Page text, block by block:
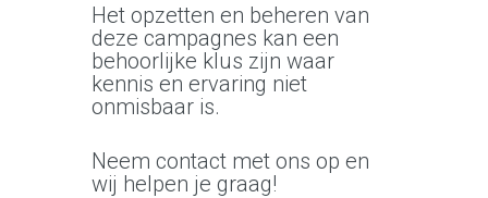
Het opzetten en beheren van
deze campagnes kan een
behoorlijke klus zijn waar
kennis en ervaring niet
onmisbaar is.
Neem contact met ons op en
wij helpen je graag!